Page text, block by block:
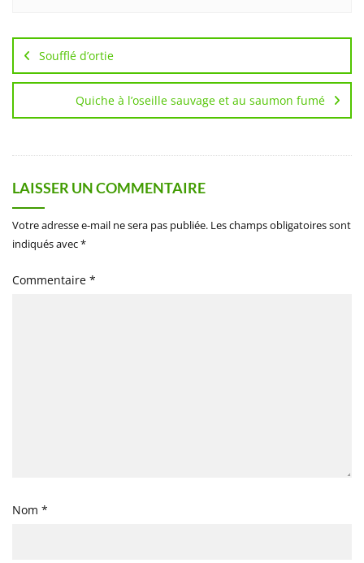
de
l’article
Soufflé d’ortie
Quiche à l’oseille sauvage et au saumon fumé
LAISSER UN COMMENTAIRE
Votre adresse e-mail ne sera pas publiée. Les champs obligatoires sont
indiqués avec*
Commentaire *
Nom *